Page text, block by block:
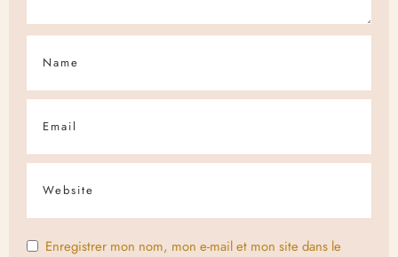
Enregistrer mon nom, mon e-mail et mon site dans le